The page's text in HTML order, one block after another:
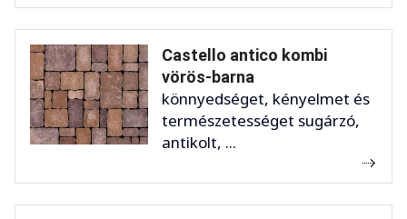
Castello antico kombi
vörös-barna
könnyedséget, kényelmet és
természetességet sugárzó,
antikolt, ...